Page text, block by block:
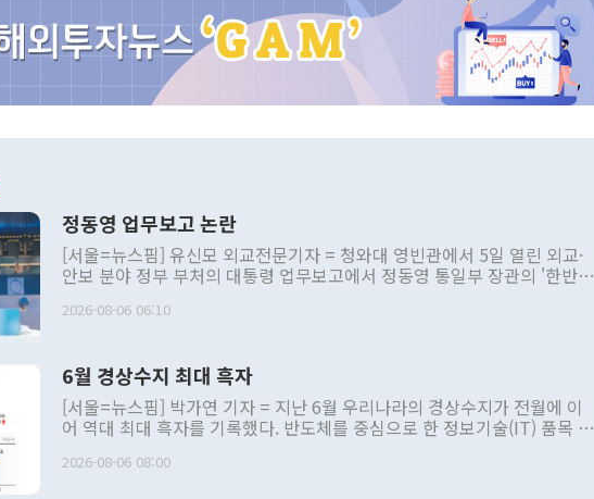
정동영 업무보고 논란
[서울=뉴스핌] 유신모 외교전문기자 = 청와대 영빈관에서 5일 열린 외교·
안보 분야 정부 부처의 대통령 업무보고에서 정동영 통일부 장관의 '한반도
발언 중에는 정부 내 조율을 거치지 않은 사안을 정책으로 추진하겠다고 공
주의적 희망에 근거한 비현실적 구상'이라는 비판을 내놨다. 그동안 정 장
관의 대북 정책 관련 발언이 물의를 빚은 적은 여러 번 있지만 대통령과 유
관 부처 장관이 공개적으로 부정적 입장을 표명한 것은 이례적이다. 정 장
관의 무리한 대북 접근법과 월권을 제어해야 한다는 목소리도 높아지고 있
다. [정동영 통일부 장관이 지난달 23일 오후 서울 종로구 정부서울청사에
2026-08-06 06:10
6월 경상수지 최대 흑자
[서울=뉴스핌] 박가연 기자 = 지난 6월 우리나라의 경상수지가 전월에 이
어 역대 최대 흑자를 기록했다. 반도체를 중심으로 한 정보기술(IT) 품목 수
료=한국은행] 한국은행이 6일 발표한 '2026년 6월 국제수지(잠정)'에 따르
2026-08-06 08:00